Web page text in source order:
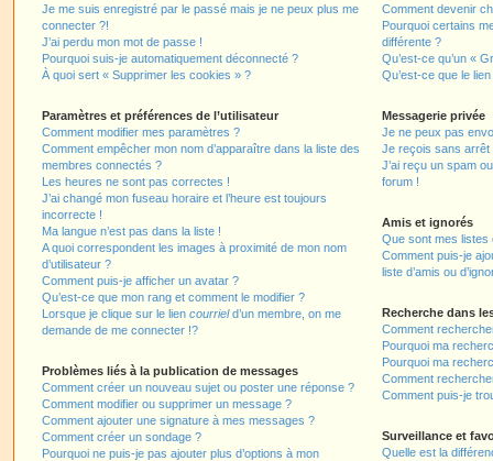
Je me suis enregistré par le passé mais je ne peux plus me
connecter ?!
J’ai perdu mon mot de passe !
Pourquoi suis-je automatiquement déconnecté ?
À quoi sert « Supprimer les cookies » ?
Paramètres et préférences de l’utilisateur
Comment modifier mes paramètres ?
Comment empêcher mon nom d’apparaître dans la liste des
membres connectés ?
Les heures ne sont pas correctes !
J’ai changé mon fuseau horaire et l’heure est toujours
incorrecte !
Ma langue n’est pas dans la liste !
A quoi correspondent les images à proximité de mon nom
d’utilisateur ?
Comment puis-je afficher un avatar ?
Qu’est-ce que mon rang et comment le modifier ?
Lorsque je clique sur le lien courrield’un membre, on me
demande de me connecter !?
Problèmes liés à la publication de messages
Comment créer un nouveau sujet ou poster une réponse ?
Comment modifier ou supprimer un message ?
Comment ajouter une signature à mes messages ?
Comment créer un sondage ?
Pourquoi ne puis-je pas ajouter plus d’options à mon
Comment devenir
Pourquoi certains
différente ?
Qu’est-ce qu’un «
Qu’est-ce que le
Messagerie privée
Je ne peux pas
Je reçois sans arrêt
J’ai reçu un spam
forum !
Amis et ignorés
Que sont mes listes
Comment puis-je
liste d’amis ou
Recherche dans
Comment
Pourquoi ma
Pourquoi ma
Comment
Comment puis-je
Surveillance et
Quelle est la